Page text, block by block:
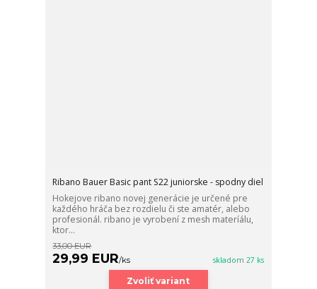
Ribano Bauer Basic pant S22 juniorske - spodny diel
Hokejove ribano novej generácie je určené pre
každého hráča bez rozdielu či ste amatér, alebo
profesionál. ribano je vyrobení z mesh materíálu,
ktor...
33,00 EUR
29,99 EUR/ks skladom 27 ks
Zvoliť variant